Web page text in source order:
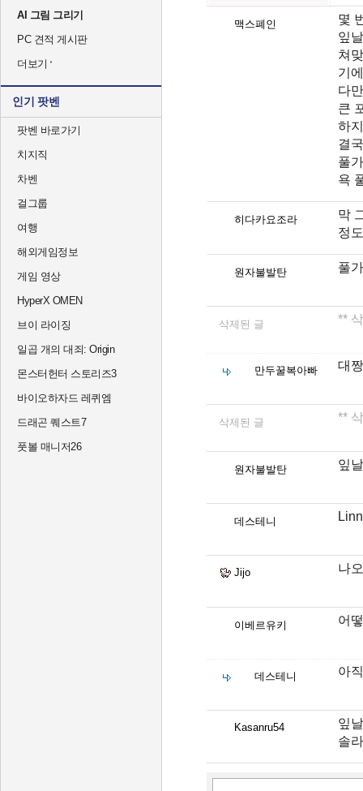
AI 그림 그리기
PC 견적 게시판
더보기
인기 팟벤
팟벤 바로가기
치지직
차벤
걸그룹
여행
해외게임정보
게임 영상
HyperX OMEN
브이 라이징
일곱 개의 대죄: Origin
몬스터헌터 스토리즈3
바이오하자드 레퀴엠
드래곤 퀘스트7
풋볼 매니저26
맥스폐인
몇
잎
쳐
기
다
큰
하
결
풀
욕
히다카요조라
막
정
원자불발탄 풀
삭제된 글 **
만두꿀복아빠 대
삭제된 글 **
원자불발탄 잎
데스테니
Jijo 나
이베르유키 어
데스테니 아
Kasanru54
잎
솔